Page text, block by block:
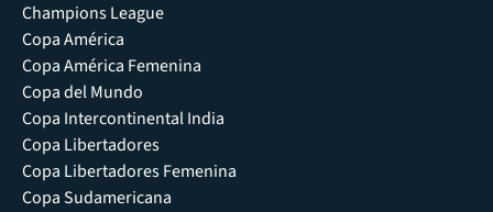
Champions League
Copa América
Copa América Femenina
Copa del Mundo
Copa Intercontinental India
Copa Libertadores
Copa Libertadores Femenina
Copa Sudamericana